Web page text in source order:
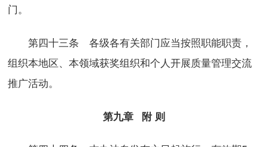
门。
第四十三条 各级各有关部门应当按照职能职责，
组织本地区、本领域获奖组织和个人开展质量管理交流
推广活动。
第九章 附 则